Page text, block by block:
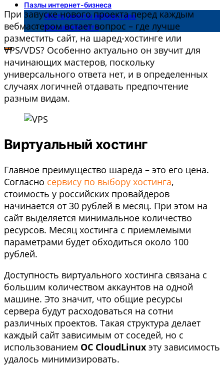
Пазлы интернет-бизнеса
Инструменты вебмастера
Как заработать
При запуске нового проекта перед каждым
вебмастером встает вопрос – где лучше
разместить сайт, на шаред-хостинге или
VPS/VDS? Особенно актуально он звучит для
начинающих мастеров, поскольку
универсального ответа нет, и в определенных
случаях логичней отдавать предпочтение
разным видам.
Виртуальный хостинг
Главное преимущество шареда – это его цена.
Согласно сервису по выбору хостинга,
стоимость у российских провайдеров
начинается от 30 рублей в месяц. При этом на
сайт выделяется минимальное количество
ресурсов. Месяц хостинга с приемлемыми
параметрами будет обходиться около 100
рублей.
Доступность виртуального хостинга связана с
большим количеством аккаунтов на одной
машине. Это значит, что общие ресурсы
сервера будут расходоваться на сотни
различных проектов. Такая структура делает
каждый сайт зависимым от соседей, но с
использованием ОС CloudLinux эту зависимость
удалось минимизировать.